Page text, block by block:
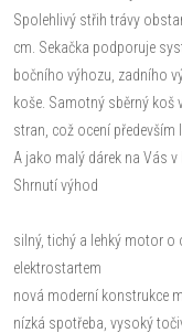
Spolehlivý střih trávy
cm. Sekačka podporuje
bočního výhozu, zadního
koše. Samotný sběrný koš
stran, což ocení především
A jako malý dárek na Vás
Shrnutí výhod
silný, tichý a lehký motor o
elektrostartem
nová moderní konstrukce
nízká spotřeba, vysoký